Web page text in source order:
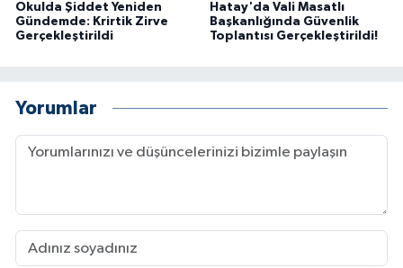
Okulda Şiddet Yeniden
Gündemde: Krirtik Zirve
Gerçekleştirildi
Hatay'da Vali Masatlı
Başkanlığında Güvenlik
Toplantısı Gerçekleştirildi!
Yorumlar